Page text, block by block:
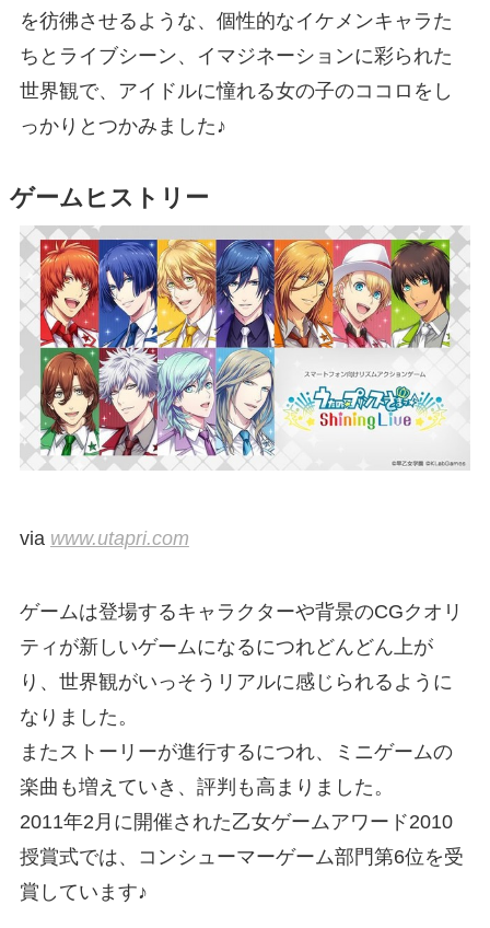
を彷彿させるような、個性的なイケメンキャラた
ちとライブシーン、イマジネーションに彩られた
世界観で、アイドルに憧れる女の子のココロをし
っかりとつかみました♪
ゲームヒストリー
via www.utapri.com
ゲームは登場するキャラクターや背景のCGクオリ
ティが新しいゲームになるにつれどんどん上が
り、世界観がいっそうリアルに感じられるように
なりました。
またストーリーが進行するにつれ、ミニゲームの
楽曲も増えていき、評判も高まりました。
2011年2月に開催された乙女ゲームアワード2010
授賞式では、コンシューマーゲーム部門第6位を受
賞しています♪